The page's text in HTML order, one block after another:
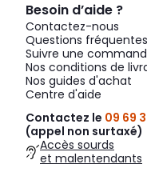
Besoin d’aide ?
Contactez-nous
Questions fréquentes
Suivre une
Nos conditions de
Nos guides d'achat
Centre d'aide
Contactez le 09 69
(appel non surtaxé)
Accès sourds
et malentendants